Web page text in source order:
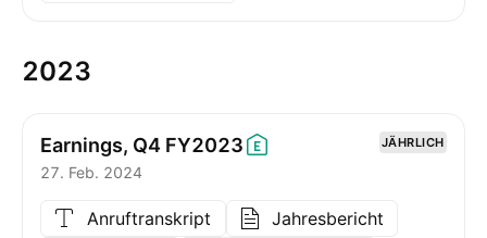
2023
Earnings, Q4 FY2023 JÄHRLICH
27. Feb. 2024
Anruftranskript
Jahresbericht